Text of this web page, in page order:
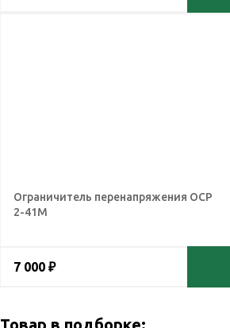
Ограничитель перенапряжения ОСР
2-41М
7 000 ₽